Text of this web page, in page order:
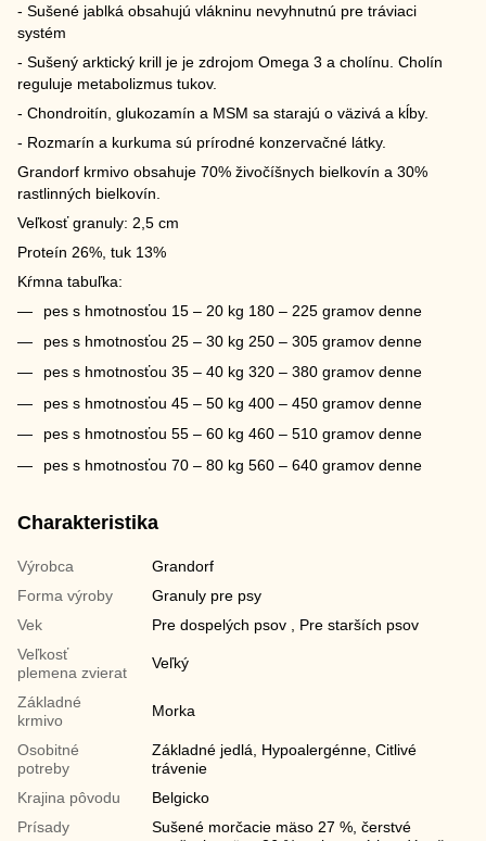
- Sušené jablká obsahujú vlákninu nevyhnutnú pre tráviaci
systém
- Sušený arktický krill je je zdrojom Omega 3 a cholínu. Cholín
reguluje metabolizmus tukov.
- Chondroitín, glukozamín a MSM sa starajú o väzivá a kĺby.
- Rozmarín a kurkuma sú prírodné konzervačné látky.
Grandorf krmivo obsahuje 70% živočíšnych bielkovín a 30%
rastlinných bielkovín.
Veľkosť granuly: 2,5 cm
Proteín 26%, tuk 13%
Kŕmna tabuľka:
pes s hmotnosťou 15 – 20 kg 180 – 225 gramov denne
pes s hmotnosťou 25 – 30 kg 250 – 305 gramov denne
pes s hmotnosťou 35 – 40 kg 320 – 380 gramov denne
pes s hmotnosťou 45 – 50 kg 400 – 450 gramov denne
pes s hmotnosťou 55 – 60 kg 460 – 510 gramov denne
pes s hmotnosťou 70 – 80 kg 560 – 640 gramov denne
Charakteristika
Výrobca
Grandorf
Forma výroby
Granuly pre psy
Vek
Pre dospelých psov , Pre starších psov
Veľkosť
plemena zvierat
Veľký
Základné
krmivo
Morka
Osobitné
potreby
Základné jedlá, Hypoalergénne, Citlivé
trávenie
Krajina pôvodu
Belgicko
Prísady
Sušené morčacie mäso 27 %, čerstvé